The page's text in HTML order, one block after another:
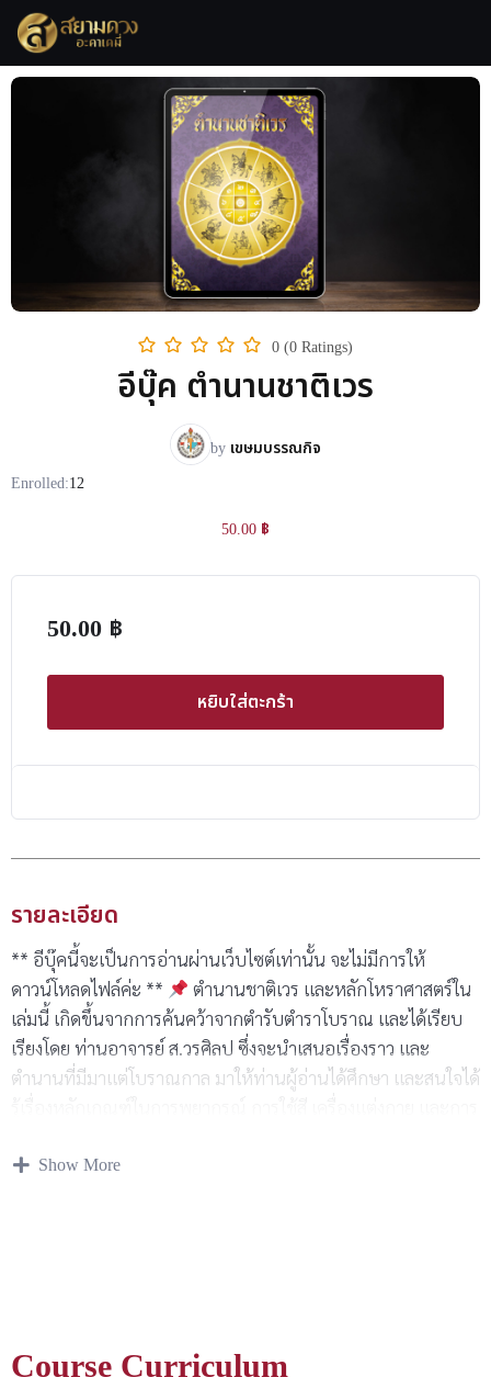
0 (0 Ratings)
อีบุ๊ค ตำนานชาติเวร
by เขษมบรรณกิจ
Enrolled:12
50.00 ฿
50.00 ฿
หยิบใส่ตะกร้า
รายละเอียด
** อีบุ๊คนี้จะเป็นการอ่านผ่านเว็บไซต์เท่านั้น จะไม่มีการให้
ดาวน์โหลดไฟล์ค่ะ **
ตำนานชาติเวร และหลักโหราศาสตร์ใน
เล่มนี้ เกิดขึ้นจากการค้นคว้าจากตำรับตำราโบราณ และได้เรียบ
เรียงโดย ท่านอาจารย์ ส.วรศิลป ซึ่งจะนำเสนอเรื่องราว และ
ตำนานที่มีมาแต่โบราณกาล มาให้ท่านผู้อ่านได้ศึกษา และสนใจได้
หนังสือเล่มนี้ ได้อำนวยประโยชน์ให้ท่านผู้อ่าน และท่านผู้ศึกษา
Show More